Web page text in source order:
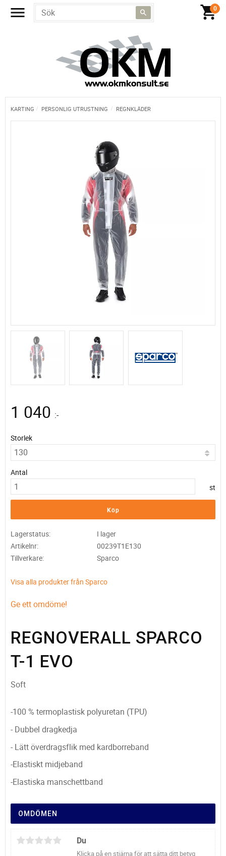
KARTING PERSONLIG UTRUSTNING REGNKLÄDER
1 040 :-
Storlek
Antal
st
Köp
Lagerstatus
I lager
Artikelnr
00239T1E130
Tillverkare
Sparco
Visa alla produkter från Sparco
Ge ett omdöme!
REGNOVERALL SPARCO
T-1 EVO
Soft
-100 % termoplastisk polyuretan (TPU)
- Dubbel dragkedja
- Lätt överdragsflik med kardborreband
-Elastiskt midjeband
-Elastiska manschettband
OMDÖMEN
Du
Klicka på en stjärna för att sätta ditt betyg